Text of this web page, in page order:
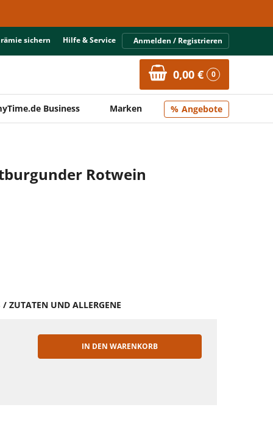
sichern Hilfe & Service Anmelden / Registrieren
0,00 € 0
Business Marken Angebote
Rotwein
/ ZUTATEN UND ALLERGENE
IN DEN WARENKORB